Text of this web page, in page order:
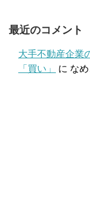
最近のコメント
大手不動産企業
「買い」
に なめ